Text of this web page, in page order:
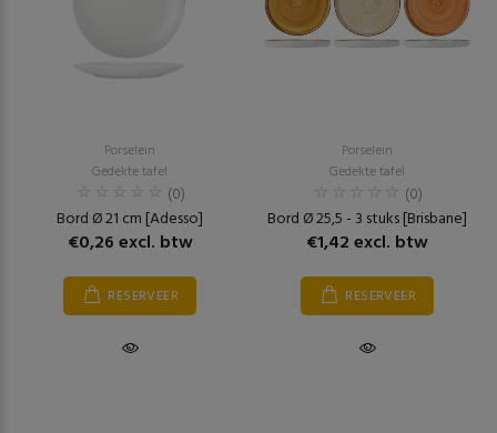
Porselein
Gedekte tafel
(0)
Bord Ø 21 cm [Adesso]
€0,26 excl. btw
RESERVEER
Porselein
Gedekte tafel
(0)
Bord Ø 25,5 - 3 stuks [Brisbane]
€1,42 excl. btw
RESERVEER